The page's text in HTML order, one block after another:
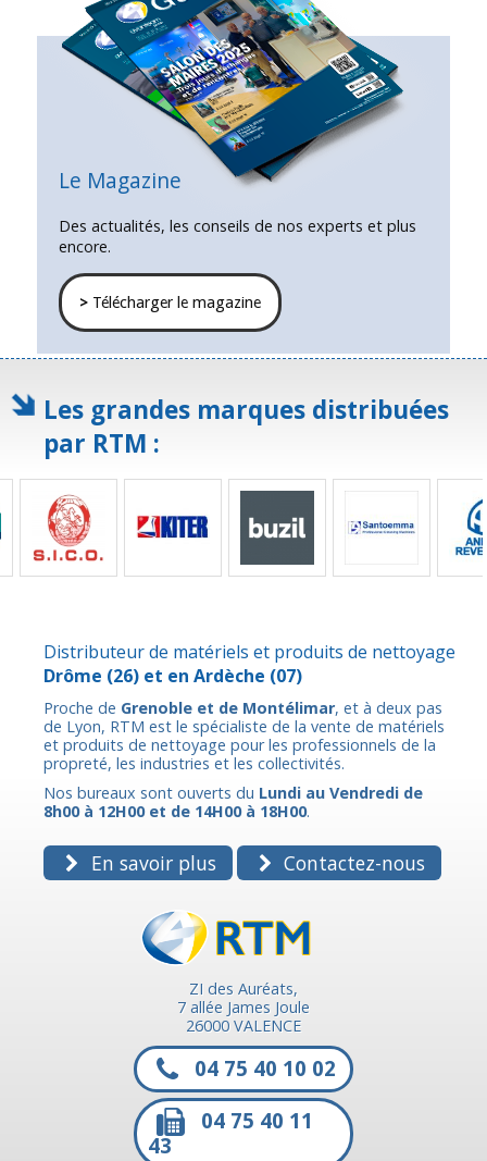
Le Magazine
Des actualités, les conseils de nos experts et plus
encore.
>Télécharger le magazine
Les grandes marques distribuées
par RTM :
Distributeur de matériels et produits de nettoyage
Drôme (26) et en Ardèche (07)
Proche de Grenoble et de Montélimar, et à deux pas
de Lyon, RTM est le spécialiste de la vente de matériels
et produits de nettoyage pour les professionnels de la
propreté, les industries et les collectivités.
Nos bureaux sont ouverts du Lundi au Vendredi de
8h00 à 12H00 et de 14H00 à 18H00.
En savoir plus Contactez-nous
ZI des Auréats,
7 allée James Joule
26000 VALENCE
04 75 40 10 02
04 75 40 11
43